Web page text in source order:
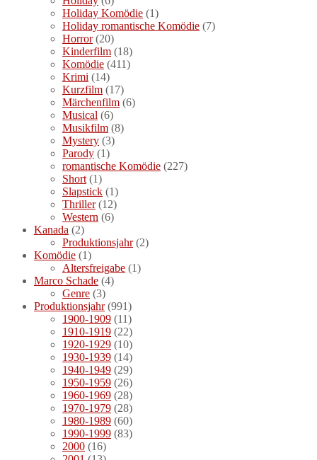
Holiday Komödie (1)
Holiday romantische Komödie (7)
Horror(20)
Kinderfilm (18)
Komödie (411)
Krimi (14)
Kurzfilm (17)
Märchenfilm (6)
Musical (6)
Musikfilm (8)
Mystery (3)
Parody (1)
romantische Komödie (227)
Short (1)
Slapstick (1)
Thriller(12)
Western (6)
Kanada (2)
Produktionsjahr(2)
Komödie (1)
Altersfreigabe (1)
Marco Schade (4)
Genre (3)
Produktionsjahr(991)
1900-1909 (11)
1910-1919 (22)
1920-1929 (10)
1930-1939 (14)
1940-1949 (29)
1950-1959 (26)
1960-1969 (28)
1970-1979 (28)
1980-1989 (60)
1990-1999 (83)
2000 (16)